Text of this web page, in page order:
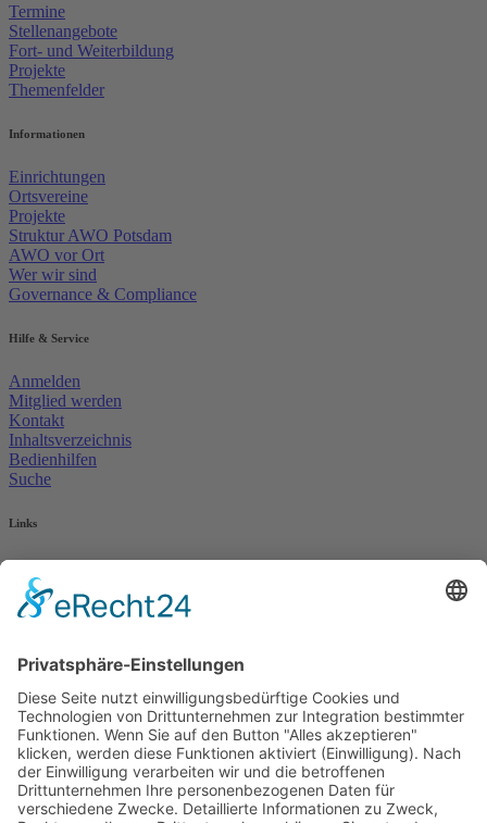
Termine
Stellenangebote
Fort- und Weiterbildung
Projekte
Themenfelder
Informationen
Einrichtungen
Ortsvereine
Projekte
Struktur AWO Potsdam
AWO vor Ort
Wer wir sind
Governance & Compliance
Hilfe & Service
Anmelden
Mitglied werden
Kontakt
Inhaltsverzeichnis
Bedienhilfen
Suche
Links
AWO Jobportal
AWO Ehrenamt Portal
AWO Schulgesundheitsfachkräfte
AWO Pflegeberatung
AWO Kulturhaus Babelsberg
Arbeit mit Behinderung
AWO Büro Kindermut
Kulturland Brandenburg
AWO Selbsthilfe
AWO eLearning